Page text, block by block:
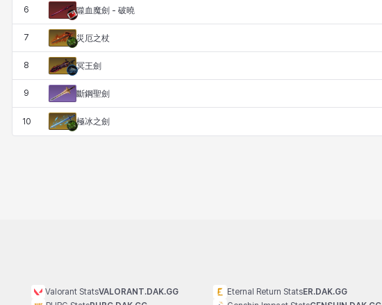
6 噬血魔劍 - 破曉
7 災厄之杖
8 冥王劍
9 斷鋼聖劍
10 極冰之劍
Valorant StatsVALORANT.DAK.GG
Eternal Return StatsER.DAK.GG